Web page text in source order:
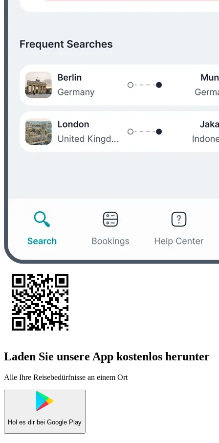
Laden Sie unsere App kostenlos herunter
Alle Ihre Reisebedürfnisse an einem Ort
Hol es dir bei Google Play